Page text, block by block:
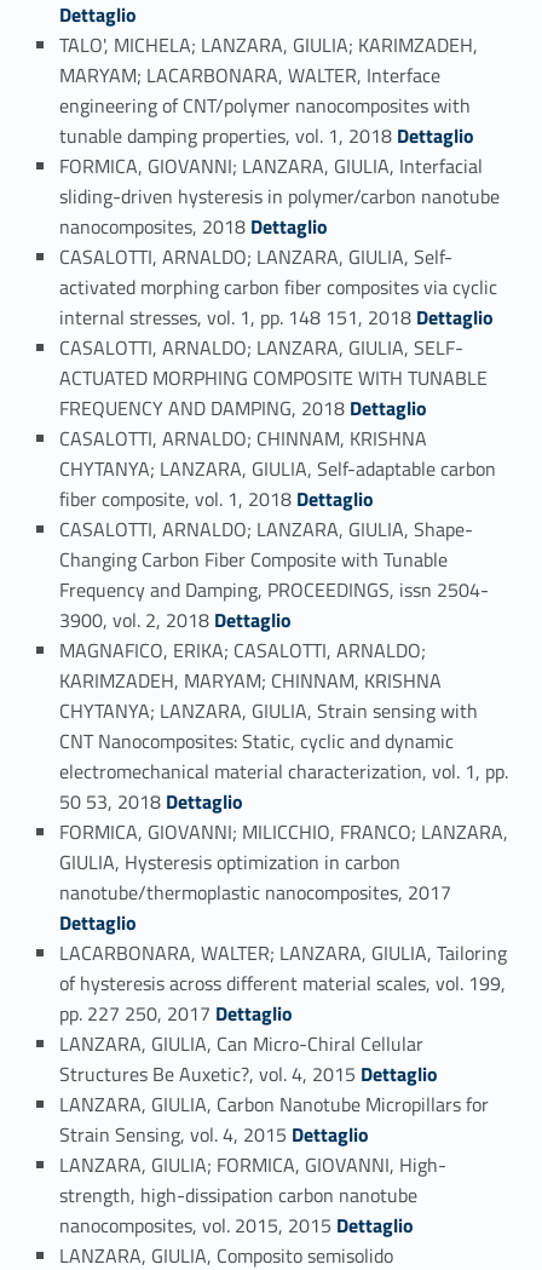
Dettaglio
TALO', MICHELA; LANZARA, GIULIA; KARIMZADEH,
MARYAM; LACARBONARA, WALTER, Interface
engineering of CNT/polymer nanocomposites with
tunable damping properties, vol. 1, 2018 Link identifier #identifier_person_74848-45
Dettaglio
FORMICA, GIOVANNI; LANZARA, GIULIA, Interfacial
sliding-driven hysteresis in polymer/carbon nanotube
nanocomposites, 2018 Link identifier #identifier_person_7187-46
Dettaglio
CASALOTTI, ARNALDO; LANZARA, GIULIA, Self-
activated morphing carbon fiber composites via cyclic
internal stresses, vol. 1, pp. 148 151, 2018 Link identifier #identifier_person_170334-47
Dettaglio
CASALOTTI, ARNALDO; LANZARA, GIULIA, SELF-
ACTUATED MORPHING COMPOSITE WITH TUNABLE
FREQUENCY AND DAMPING, 2018 Link identifier #identifier_person_104833-48
Dettaglio
CASALOTTI, ARNALDO; CHINNAM, KRISHNA
CHYTANYA; LANZARA, GIULIA, Self-adaptable carbon
fiber composite, vol. 1, 2018 Link identifier #identifier_person_183176-49
Dettaglio
CASALOTTI, ARNALDO; LANZARA, GIULIA, Shape-
Changing Carbon Fiber Composite with Tunable
Frequency and Damping, PROCEEDINGS, issn 2504-
3900, vol. 2, 2018 Link identifier #identifier_person_42590-50
Dettaglio
MAGNAFICO, ERIKA; CASALOTTI, ARNALDO;
KARIMZADEH, MARYAM; CHINNAM, KRISHNA
CHYTANYA; LANZARA, GIULIA, Strain sensing with
CNT Nanocomposites: Static, cyclic and dynamic
electromechanical material characterization, vol. 1, pp.
50 53, 2018 Link identifier #identifier_person_71722-51
Dettaglio
FORMICA, GIOVANNI; MILICCHIO, FRANCO; LANZARA,
GIULIA, Hysteresis optimization in carbon
nanotube/thermoplastic nanocomposites, 2017
Dettaglio
LACARBONARA, WALTER; LANZARA, GIULIA, Tailoring
of hysteresis across different material scales, vol. 199,
pp. 227 250, 2017 Link identifier #identifier_person_101039-53
Dettaglio
LANZARA, GIULIA, Can Micro-Chiral Cellular
Structures Be Auxetic?, vol. 4, 2015 Link identifier #identifier_person_28431-54
Dettaglio
LANZARA, GIULIA, Carbon Nanotube Micropillars for
Strain Sensing, vol. 4, 2015 Link identifier #identifier_person_164809-55
Dettaglio
LANZARA, GIULIA; FORMICA, GIOVANNI, High-
strength, high-dissipation carbon nanotube
nanocomposites, vol. 2015, 2015 Link identifier #identifier_person_197467-56
Dettaglio
LANZARA, GIULIA, Composito semisolido